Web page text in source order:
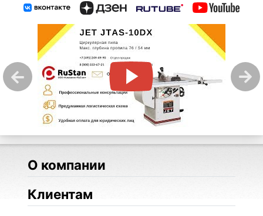
О компании
Клиентам